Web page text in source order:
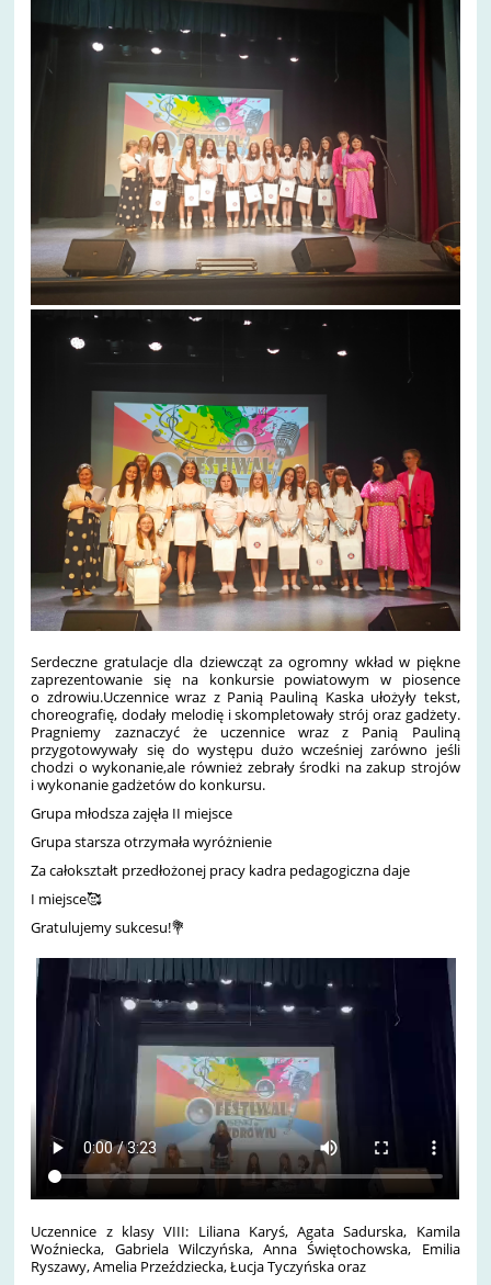
Serdeczne gratulacje dla dziewcząt za ogromny wkład w piękne
zaprezentowanie się na konkursie powiatowym w piosence
o zdrowiu.Uczennice wraz z Panią Pauliną Kaska ułożyły tekst,
choreografię, dodały melodię i skompletowały strój oraz gadżety.
Pragniemy zaznaczyć że uczennice wraz z Panią Pauliną
przygotowywały się do występu dużo wcześniej zarówno jeśli
chodzi o wykonanie,ale również zebrały środki na zakup strojów
i wykonanie gadżetów do konkursu.
Grupa młodsza zajęła II miejsce
Grupa starsza otrzymała wyróżnienie
Za całokształt przedłożonej pracy kadra pedagogiczna daje
I miejsce🥰
Gratulujemy sukcesu!💐
Uczennice z klasy VIII: Liliana Karyś, Agata Sadurska, Kamila
Woźniecka, Gabriela Wilczyńska, Anna Świętochowska, Emilia
Ryszawy, Amelia Przeździecka, Łucja Tyczyńska oraz